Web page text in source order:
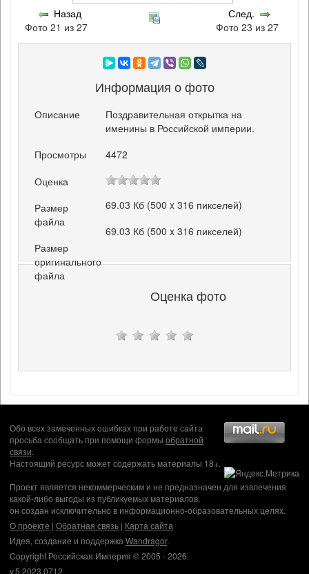
Назад
Фото 21 из 27
След.
Фото 23 из 27
Информация о фото
Описание
Поздравительная открытка на
именины в Российской империи.
Просмотры
4472
Оценка
Размер
файла
69.03 Кб (500 x 316 пикселей)
Размер
оригинального
файла
69.03 Кб (500 x 316 пикселей)
Оценка фото
Обо всех замеченных ошибках при работе сайта
просьба сообщать при помощи формы обратной
связи.
Настоящий ресурс может содержать материалы 18+.
Проект является некоммерческим и не предназначен для извлечения
какой-либо выгоды из публикуемых материалов,
он создан исключительно в информационно-образовательных целях.
О проекте | Обратная связь | Карта сайта
Идея, создание и поддержка Wandragor.
Copyright Российская Империя © 2005 - 2026.
v.5.2023.0712